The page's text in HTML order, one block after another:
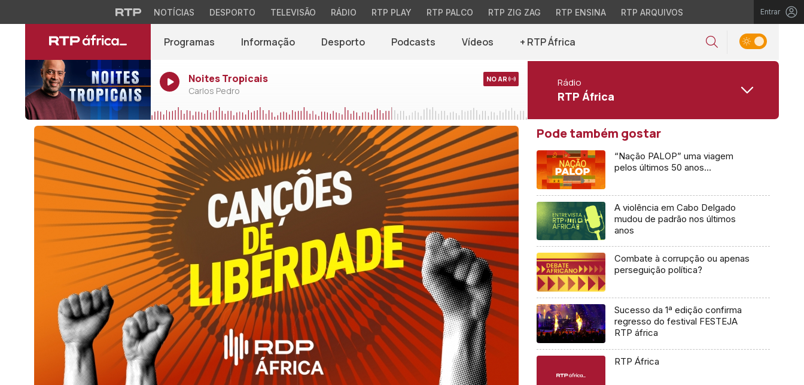
NOTÍCIAS DESPORTO TELEVISÃO RÁDIO RTP PLAY RTP PALCO RTP ZIG ZAG RTP ENSINA RTP ARQUIVOS Entrar
Programas Informação Desporto Podcasts Vídeos + RTP África
Noites Tropicais
Carlos Pedro
NO AR Rádio
RTP África
Pode também gostar
“Nação PALOP” uma viagem
pelos últimos 50 anos…
A violência em Cabo Delgado
mudou de padrão nos últimos
anos
Combate à corrupção ou apenas
perseguição política?
Sucesso da 1ª edição confirma
regresso do festival FESTEJA
RTP áfrica
RTP África